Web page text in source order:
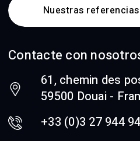
Nuestras referencias
Contacte con
61, chemin des
59500 Douai -
+33 (0)3 27 944